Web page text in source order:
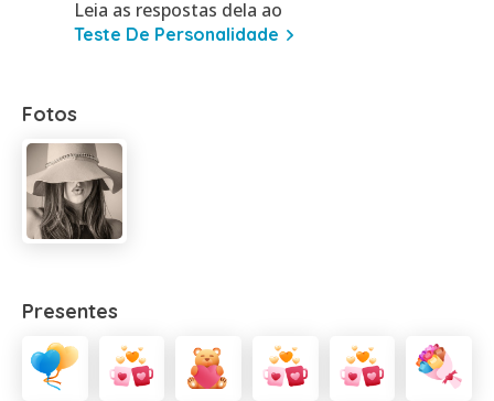
Leia as respostas dela ao
Teste De Personalidade
Fotos
Presentes